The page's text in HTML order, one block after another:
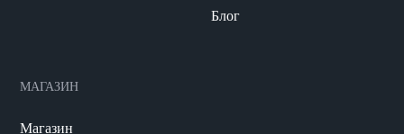
Блог
МАГАЗИН
Магазин